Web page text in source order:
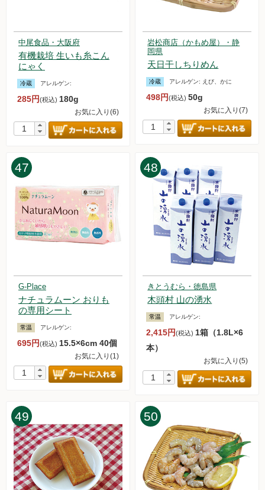
中尾食品・大阪府
有機栽培 生いも糸こん
にゃく
冷蔵 アレルゲン:
285円(税込) 180g
お気に入り(6)
岩松商店（かもめ屋）・静
岡県
天日干しちりめん
冷蔵 アレルゲン: えび、かに
498円(税込)50g
お気に入り(7)
47
G-Place
ナチュラムーン おりも
の専用シート
常温 アレルゲン:
695円(税込) 15.5×6cm 40個
お気に入り(1)
48
きとうむら・徳島県
木頭村 山の湧水
常温 アレルゲン:
2,415円(税込) 1箱（1.8L×6
本）
お気に入り(5)
49 50